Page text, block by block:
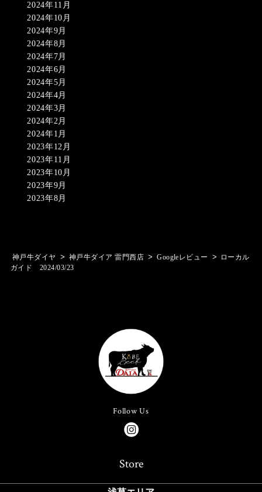
2024年11月
2024年10月
2024年9月
2024年8月
2024年7月
2024年6月
2024年5月
2024年4月
2024年3月
2024年2月
2024年1月
2023年12月
2023年11月
2023年10月
2023年9月
2023年8月
神戸牛ダイヤ > 神戸牛ダイア 雷門西店 > Googleレビュー >
ローカル
ガイド 2024/03/23
Follow Us
Store